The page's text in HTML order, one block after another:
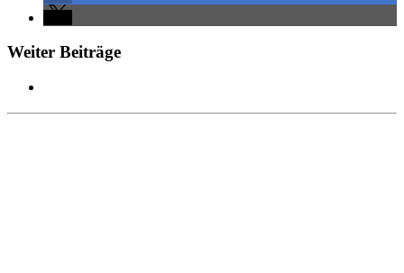
Weiter Beiträge